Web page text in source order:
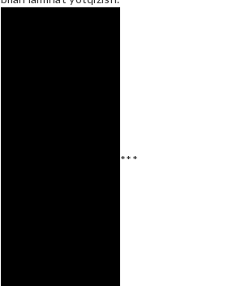
***